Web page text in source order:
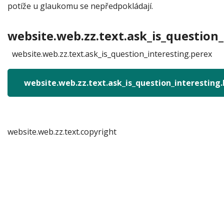
potíže u glaukomu se nepředpokládají.
website.web.zz.text.ask_is_question_interesting.perex
website.web.zz.text.copyright